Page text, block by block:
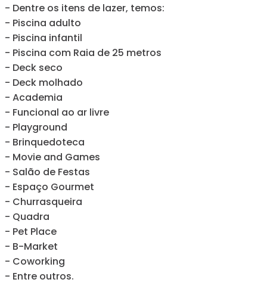
- Dentre os itens de lazer, temos:
- Piscina adulto
- Piscina infantil
- Piscina com Raia de 25 metros
- Deck seco
- Deck molhado
- Academia
- Funcional ao ar livre
- Playground
- Brinquedoteca
- Movie and Games
- Salão de Festas
- Espaço Gourmet
- Churrasqueira
- Quadra
- Pet Place
- B-Market
- Coworking
- Entre outros.